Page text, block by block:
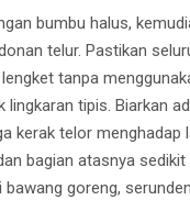
bumbu halus,
telur. Pastikan
tanpa
tipis. Biarkan
kerak telor
bagian atasnya
goreng,